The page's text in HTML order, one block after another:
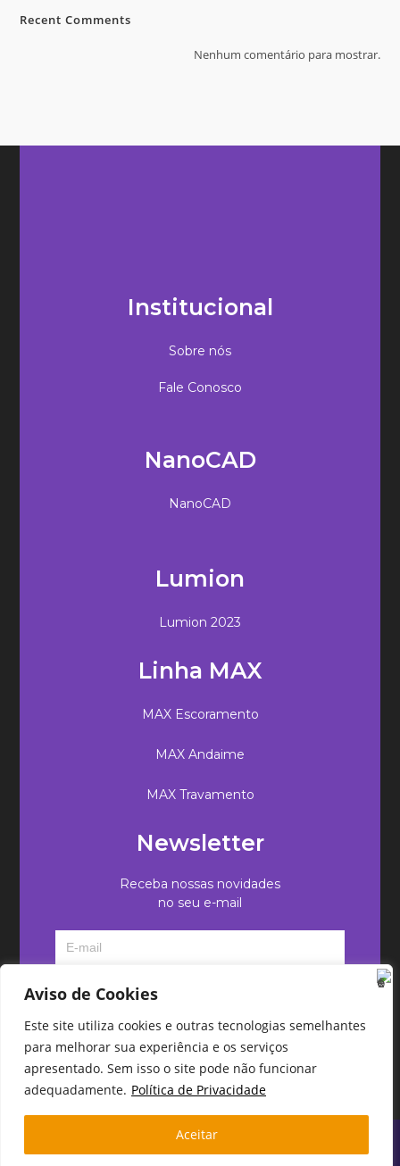
Aviso de Cookies
Este site utiliza cookies e outras tecnologias semelhantes
para melhorar sua experiência e os serviços
apresentado. Sem isso o site pode não funcionar
adequadamente. Política de Privacidade
Aceitar
Recent Comments
Nenhum comentário para mostrar.
Institucional
Sobre nós
Fale Conosco
NanoCAD
NanoCAD
Lumion
Lumion 2023
Linha MAX
MAX Escoramento
MAX Andaime
MAX Travamento
Newsletter
Receba nossas novidades
no seu e-mail
Copyright 2026 Cadeng Software - Todos os direitos
reservados